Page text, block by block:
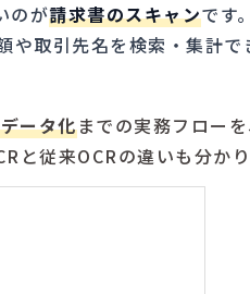
のが請求書のスキャンです。
取引先名を検索・集計で
ータ化までの実務フロー
従来OCRの違いも分かり